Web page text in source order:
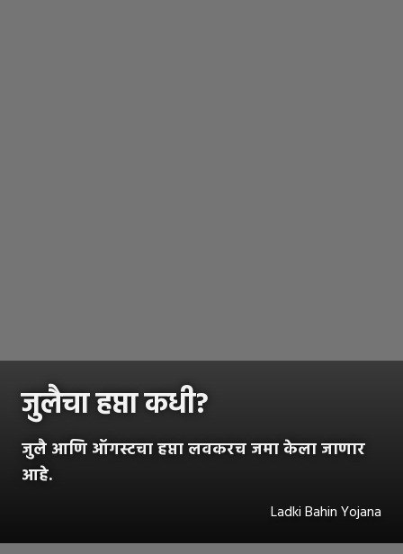
जुलैचा हप्ता कधी?
जुलै आणि ऑगस्टचा हप्ता लवकरच जमा केला जाणार
आहे.
Ladki Bahin Yojana